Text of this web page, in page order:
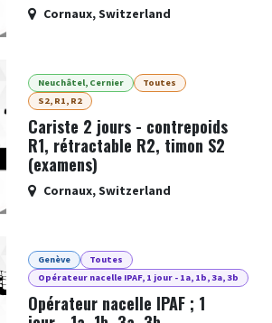
Cornaux,Switzerland
Neuchâtel, Cernier
Toutes
S2, R1, R2
Cariste 2 jours - contrepoids
R1, rétractable R2, timon S2
(examens)
Cornaux,Switzerland
Genève
Toutes
Opérateur nacelle IPAF, 1 jour - 1a, 1b, 3a, 3b
Opérateur nacelle IPAF ; 1